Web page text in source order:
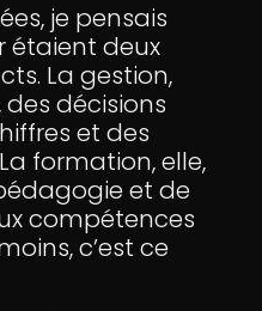
je pensais
étaient deux
La gestion,
des décisions
et des
formation, elle,
et de
compétences
c’est ce